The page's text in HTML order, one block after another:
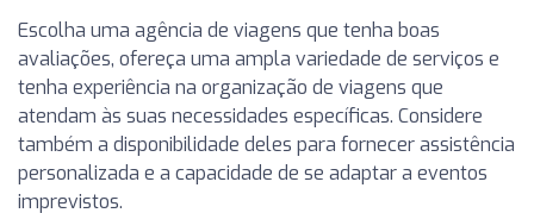
Escolha uma agência de viagens que tenha boas
avaliações, ofereça uma ampla variedade de serviços e
tenha experiência na organização de viagens que
atendam às suas necessidades específicas. Considere
também a disponibilidade deles para fornecer assistência
personalizada e a capacidade de se adaptar a eventos
imprevistos.